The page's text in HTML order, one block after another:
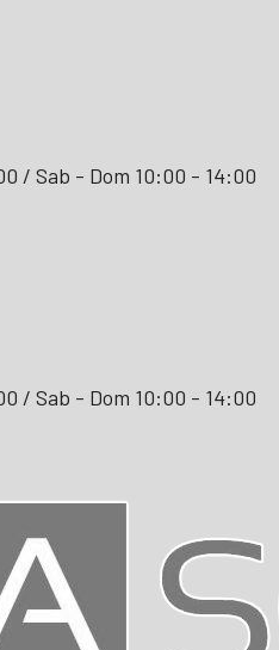
/ Sab - Dom 10:00 - 14:00
/ Sab - Dom 10:00 - 14:00